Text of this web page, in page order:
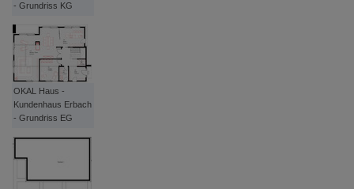
- Grundriss KG
OKAL Haus -
Kundenhaus Erbach
- Grundriss EG